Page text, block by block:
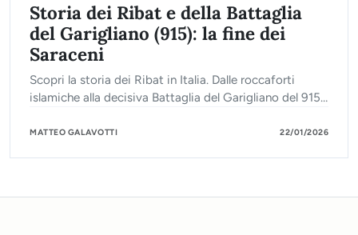
Storia dei Ribat e della Battaglia
del Garigliano (915): la fine dei
Saraceni
Scopri la storia dei Ribat in Italia. Dalle roccaforti
islamiche alla decisiva Battaglia del Garigliano del 915
MATTEO GALAVOTTI 22/01/2026